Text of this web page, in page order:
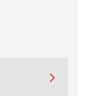
